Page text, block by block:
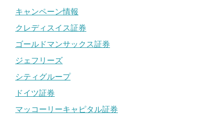
キャンペーン情報
クレディスイス証券
ゴールドマンサックス証券
ジェフリーズ
シティグループ
ドイツ証券
マッコーリーキャピタル証券